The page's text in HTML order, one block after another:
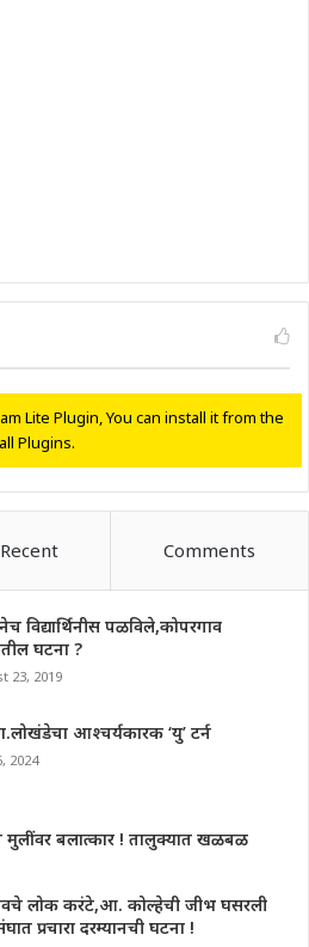
Lite Plugin, You can install it from the
Plugins.
Recent Comments
विद्यार्थिनीस पळविले,कोपरगाव
घटना ?
23, 2019
आश्चर्यकारक ‘यु’ टर्न
2024
मुलींवर बलात्कार ! तालुक्यात खळबळ
लोक करंटे,आ. कोल्हेची जीभ घसरली
प्रचारा दरम्यानची घटना !